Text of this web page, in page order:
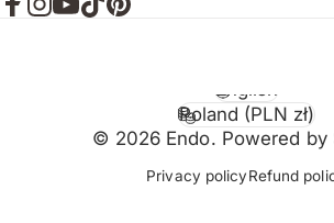
© 2026 Endo. Powered by
Privacy policyRefund
Language
English
Country/region
Poland (PLN zł)